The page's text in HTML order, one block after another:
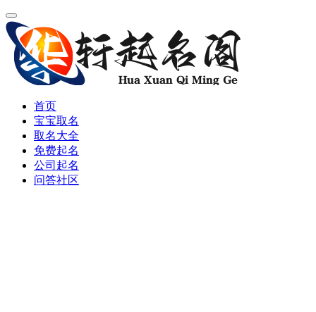
首页
宝宝取名
取名大全
免费起名
公司起名
问答社区